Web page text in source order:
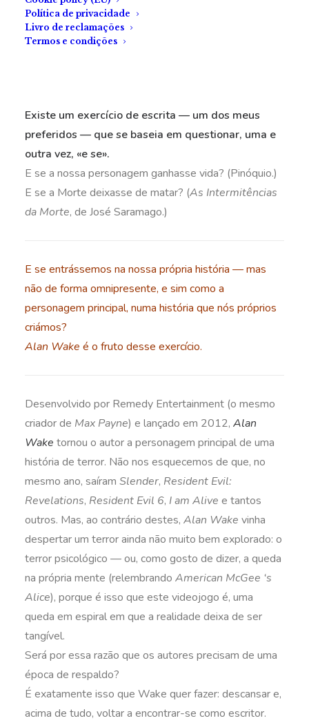
Política de privacidade
Livro de reclamações
Termos e condições
Existe um exercício de escrita — um dos meus
preferidos — que se baseia em questionar, uma e
outra vez, «e se».
E se a nossa personagem ganhasse vida? (Pinóquio.)
E se a Morte deixasse de matar? (As Intermitências
da Morte, de José Saramago.)
E se entrássemos na nossa própria história — mas
não de forma omnipresente, e sim como a
personagem principal, numa história que nós próprios
criámos?
Alan Wake é o fruto desse exercício.
Desenvolvido por Remedy Entertainment (o mesmo
criador de Max Payne) e lançado em 2012, Alan
Wake tornou o autor a personagem principal de uma
história de terror. Não nos esquecemos de que, no
mesmo ano, saíram Slender, Resident Evil:
Revelations, Resident Evil 6, I am Alive e tantos
outros. Mas, ao contrário destes, Alan Wake vinha
despertar um terror ainda não muito bem explorado: o
terror psicológico — ou, como gosto de dizer, a queda
na própria mente (relembrando American McGee ‘s
Alice), porque é isso que este videojogo é, uma
queda em espiral em que a realidade deixa de ser
tangível.
Será por essa razão que os autores precisam de uma
época de respaldo?
É exatamente isso que Wake quer fazer: descansar e,
acima de tudo, voltar a encontrar-se como escritor.